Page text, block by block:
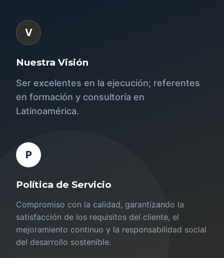
V
Nuestra Visión
Ser excelentes en la ejecución; referentes
en formación y consultoría en
Latinoamérica.
P
Política de Servicio
Compromiso con la calidad, garantizando la
satisfacción de los requisitos del cliente, el
mejoramiento continuo y la responsabilidad social
del desarrollo sostenible.